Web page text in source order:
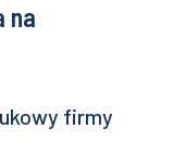
na
firmy